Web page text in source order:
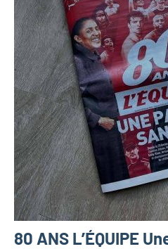
80 ANS L’ÉQUIPE